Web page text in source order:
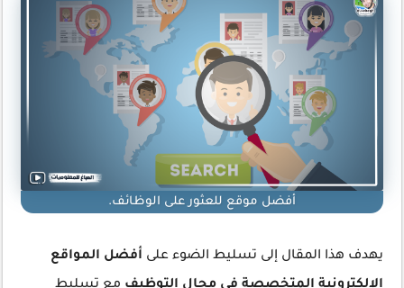
أفضل موقع للعثور على الوظائف.
يهدف هذا المقال إلى تسليط الضوء على أفضل المواقع